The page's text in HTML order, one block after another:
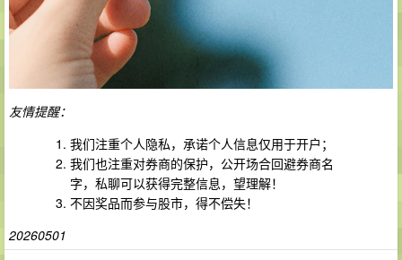
友情提醒：
我们注重个人隐私，承诺个人信息仅用于开户；
我们也注重对券商的保护，公开场合回避券商名
字，私聊可以获得完整信息，望理解！
不因奖品而参与股市，得不偿失！
20260501